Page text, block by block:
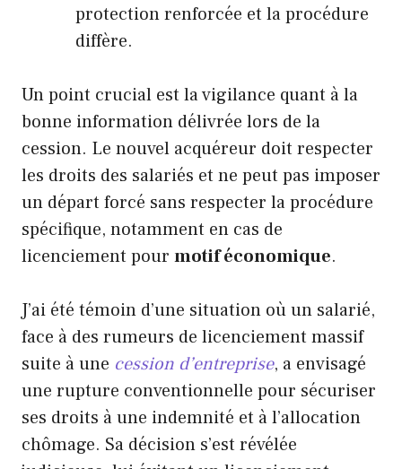
protection renforcée et la procédure
diffère.
Un point crucial est la vigilance quant à la
bonne information délivrée lors de la
cession. Le nouvel acquéreur doit respecter
les droits des salariés et ne peut pas imposer
un départ forcé sans respecter la procédure
spécifique, notamment en cas de
licenciement pour motif économique.
J’ai été témoin d’une situation où un salarié,
face à des rumeurs de licenciement massif
suite à une cession d’entreprise, a envisagé
une rupture conventionnelle pour sécuriser
ses droits à une indemnité et à l’allocation
chômage. Sa décision s’est révélée